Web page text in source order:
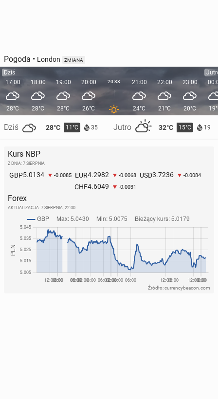
Pogoda • London ZMIANA
Dziś
17:00
28°C
Dziś 28°C 11°C 35 Jutro 32°C 15°C 19
18:00
28°C
19:00
28°C
20:00
26°C
20:38 21:00
24°C
22:00
21°C
23:00
20°C
Kurs NBP
Z DNIA: 7 SIERPNIA
GBP5.0134 -0.0085 EUR4.2982 -0.0068 USD3.7236 -0.0084
CHF4.6049 -0.0031
Forex
AKTUALIZACJA: 7 SIERPNIA, 22:00
Źródło: currencybeacon.com